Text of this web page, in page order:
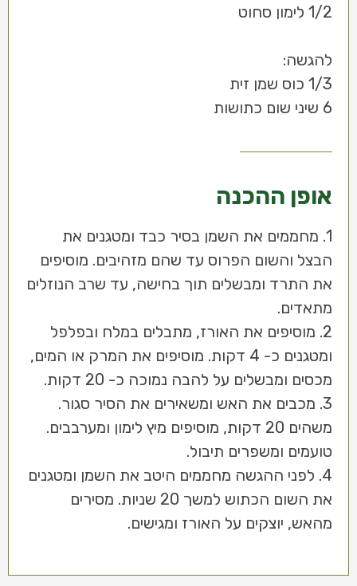
1/2 לימון סחוט
להגשה:
1/3 כוס שמן זית
6 שיני שום כתושות
אופן ההכנה
1. מחממים את השמן בסיר כבד ומטגנים את
הבצל והשום הפרוס עד שהם מזהיבים. מוסיפים
את התרד ומבשלים תוך בחישה, עד שרב הנוזלים
מתאדים.
2. מוסיפים את האורז, מתבלים במלח ובפלפל
ומטגנים כ- 4 דקות. מוסיפים את המרק או המים,
מכסים ומבשלים על להבה נמוכה כ- 20 דקות.
3. מכבים את האש ומשאירים את הסיר סגור.
משהים 20 דקות, מוסיפים מיץ לימון ומערבבים.
טועמים ומשפרים תיבול.
4. לפני ההגשה מחממים היטב את השמן ומטגנים
את השום הכתוש למשך 20 שניות. מסירים
מהאש, יוצקים על האורז ומגישים.